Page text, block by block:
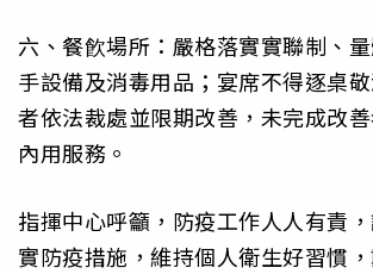
六、餐飮場所：嚴格落實實聯制、
手設備及消毒用品；宴席不得逐桌
者依法裁處並限期改善，未完成改
內用服務。
指揮中心呼籲，防疫工作人人有責
實防疫措施，維持個人衛生好習慣